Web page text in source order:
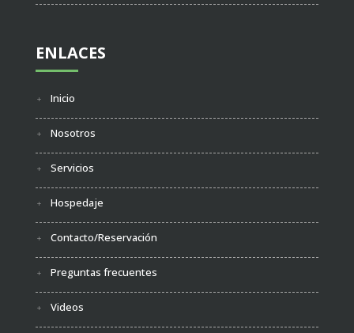
ENLACES
Inicio
Nosotros
Servicios
Hospedaje
Contacto/Reservación
Preguntas frecuentes
Videos